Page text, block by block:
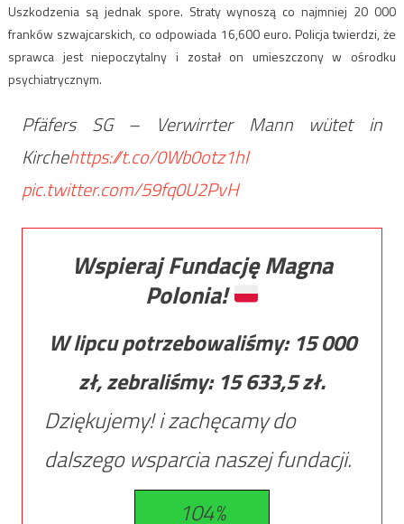
Uszkodzenia są jednak spore. Straty wynoszą co najmniej 20 000
franków szwajcarskich, co odpowiada 16,600 euro. Policja twierdzi, że
sprawca jest niepoczytalny i został on umieszczony w ośrodku
psychiatrycznym.
Pfäfers SG – Verwirrter Mann wütet in
Kirchehttps://t.co/0Wb0otz1hI
pic.twitter.com/59fq0U2PvH
Wspieraj Fundację Magna
Polonia!
W lipcu potrzebowaliśmy: 15 000
zł, zebraliśmy: 15 633,5zł.
Dziękujemy! i zachęcamy do
dalszego wsparcia naszej fundacji.
104%